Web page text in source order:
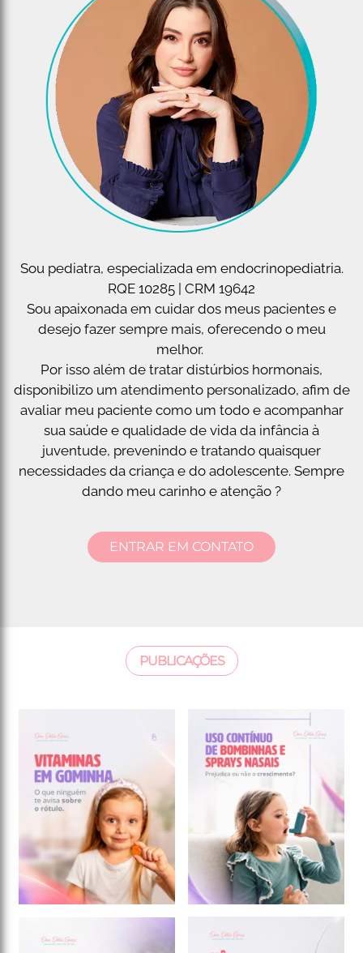
Sou pediatra, especializada em endocrinopediatria.
RQE 10285 | CRM 19642
Sou apaixonada em cuidar dos meus pacientes e
desejo fazer sempre mais, oferecendo o meu
melhor.
Por isso além de tratar distúrbios hormonais,
disponibilizo um atendimento personalizado, afim de
avaliar meu paciente como um todo e acompanhar
sua saúde e qualidade de vida da infância à
juventude, prevenindo e tratando quaisquer
necessidades da criança e do adolescente. Sempre
dando meu carinho e atenção ?
ENTRAR EM CONTATO
PUBLICAÇÕES